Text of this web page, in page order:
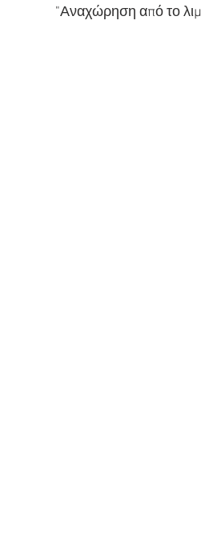
"Αναχώρηση από το